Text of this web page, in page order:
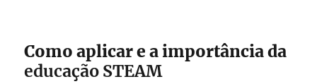
Como aplicar e a importância da
educação STEAM